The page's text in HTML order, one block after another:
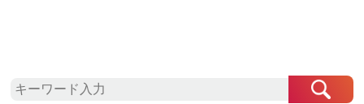
ック 赤 おしゃれ 贈答用 送料無料 東京 八
王子